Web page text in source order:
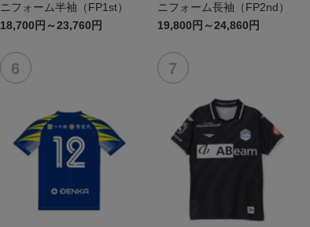
ニフォーム半袖（FP1st）
18,700円～23,760円
ニフォーム長袖（FP2nd）
19,800円～24,860円